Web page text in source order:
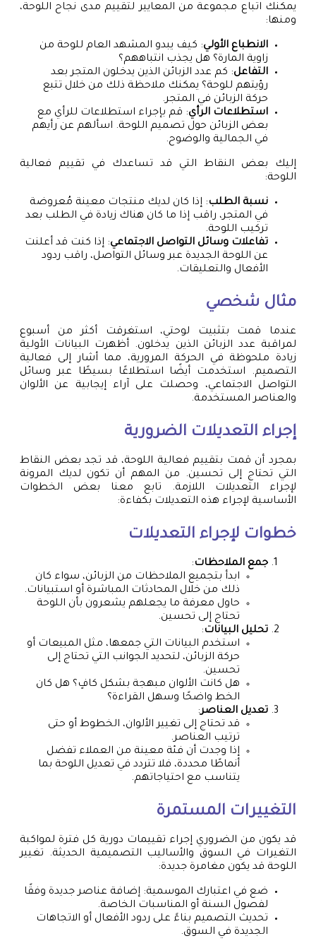
يمكنك اتباع مجموعة من المعايير لتقييم مدى نجاح اللوحة،
ومنها:
الانطباع الأولي: كيف يبدو المشهد العام للوحة من
زاوية المارة؟ هل يجذب انتباههم؟
التفاعل: كم عدد الزبائن الذين يدخلون المتجر بعد
رؤيتهم للوحة؟ يمكنك ملاحظة ذلك من خلال تتبع
حركة الزبائن في المتجر.
استطلاعات الرأي: قم بإجراء استطلاعات للرأي مع
بعض الزبائن حول تصميم اللوحة. اسألهم عن رأيهم
في الجمالية والوضوح.
إليك بعض النقاط التي قد تساعدك في تقييم فعالية
اللوحة:
نسبة الطلب: إذا كان لديك منتجات معينة مُعروضة
في المتجر، راقب إذا ما كان هناك زيادة في الطلب بعد
تركيب اللوحة.
تفاعلات وسائل التواصل الاجتماعي: إذا كنت قد أعلنت
عن اللوحة الجديدة عبر وسائل التواصل، راقب ردود
الأفعال والتعليقات.
مثال شخصي
عندما قمت بتثبيت لوحتي، استغرقت أكثر من أسبوع
لمراقبة عدد الزبائن الذين يدخلون. أظهرت البيانات الأولية
زيادة ملحوظة في الحركة المرورية، مما أشار إلى فعالية
التصميم. استخدمت أيضًا استطلاعًا بسيطًا عبر وسائل
التواصل الاجتماعي، وحصلت على آراء إيجابية عن الألوان
والعناصر المستخدمة.
إجراء التعديلات الضرورية
بمجرد أن قمت بتقييم فعالية اللوحة، قد تجد بعض النقاط
التي تحتاج إلى تحسين. من المهم أن تكون لديك المرونة
لإجراء التعديلات اللازمة. تابع معنا بعض الخطوات
الأساسية لإجراء هذه التعديلات بكفاءة:
خطوات لإجراء التعديلات
جمع الملاحظات:
ابدأ بتجميع الملاحظات من الزبائن، سواء كان
ذلك من خلال المحادثات المباشرة أو استبيانات.
حاول معرفة ما يجعلهم يشعرون بأن اللوحة
تحتاج إلى تحسين.
تحليل البيانات:
استخدم البيانات التي جمعها، مثل المبيعات أو
حركة الزبائن، لتحديد الجوانب التي تحتاج إلى
تحسين.
هل كانت الألوان مبهجة بشكل كافٍ؟ هل كان
الخط واضحًا وسهل القراءة؟
تعديل العناصر:
قد تحتاج إلى تغيير الألوان، الخطوط أو حتى
ترتيب العناصر.
إذا وجدت أن فئة معينة من العملاء تفضل
أنماطًا محددة، فلا تتردد في تعديل اللوحة بما
يتناسب مع احتياجاتهم.
التغييرات المستمرة
قد يكون من الضروري إجراء تقييمات دورية كل فترة لمواكبة
التغيرات في السوق والأساليب التصميمية الحديثة. تغيير
اللوحة قد يكون مغامرة جديدة:
ضع في اعتبارك الموسمية: إضافة عناصر جديدة وفقًا
لفصول السنة أو المناسبات الخاصة.
تحديث التصميم بناءً على ردود الأفعال أو الاتجاهات
الجديدة في السوق.